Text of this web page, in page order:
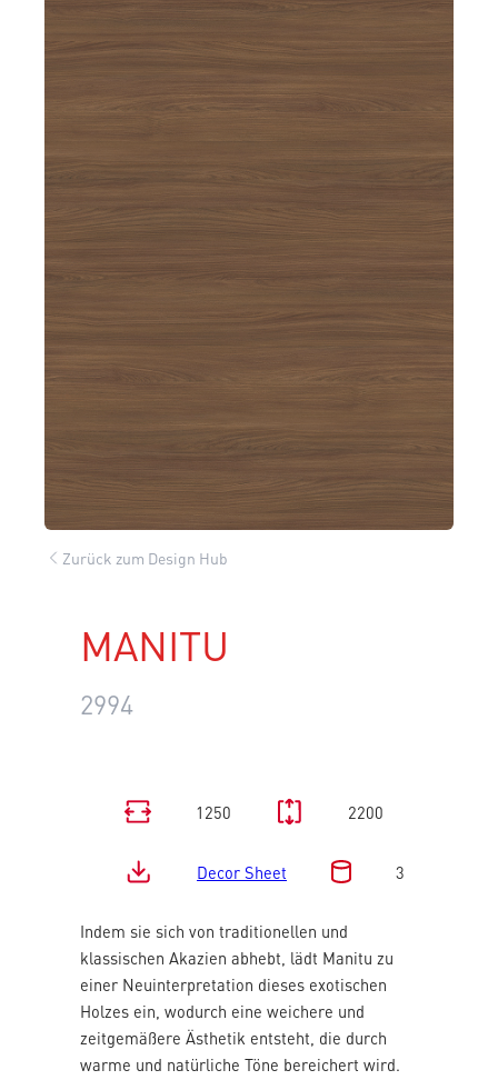
Zurück zum Design Hub
MANITU
2994
1250 2200
Decor Sheet 3
Indem sie sich von traditionellen und
klassischen Akazien abhebt, lädt Manitu zu
einer Neuinterpretation dieses exotischen
Holzes ein, wodurch eine weichere und
zeitgemäßere Ästhetik entsteht, die durch
warme und natürliche Töne bereichert wird.